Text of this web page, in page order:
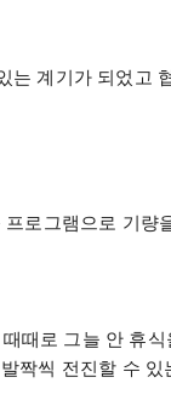
계기가 되었고
프로그램으로 기량
때로 그늘 안 휴
짝씩 전진할 수